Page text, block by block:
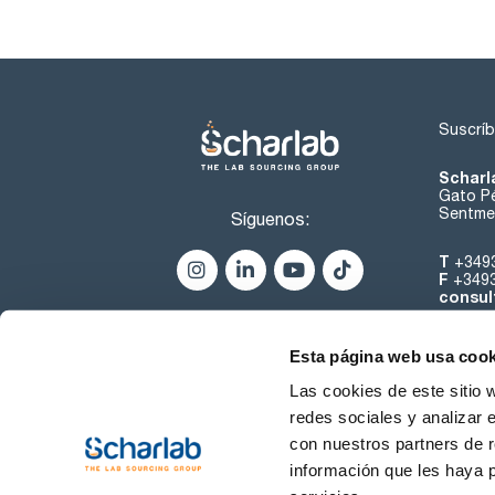
Esta página web usa
Las cookies de este sitio
redes sociales y analizar
con nuestros partners de
información que les haya
Síguenos:
Gato
T
F
Sobre